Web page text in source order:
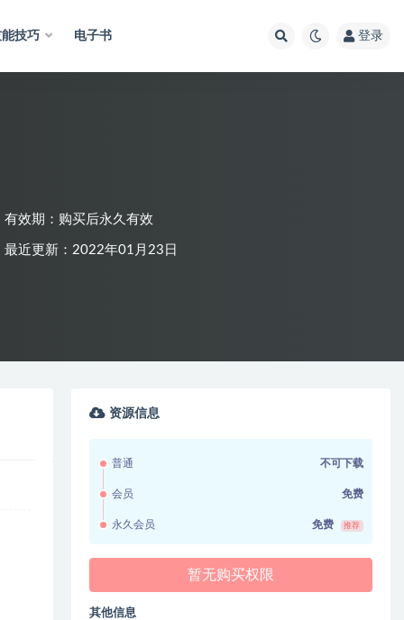
技巧 电子书 登录
有效期：购买后永久有效
最近更新：2022年01月23日
资源信息
普通 不可下载
会员 免费
永久会员 免费 推荐
暂无购买权限
其他信息